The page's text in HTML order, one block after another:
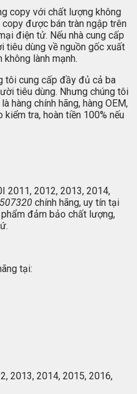
copy với chất lượng không
được bán tràn ngập trên
điện tử. Nếu nhà cung cấp
tiêu dùng về nguồn gốc xuất
lành mạnh.
tôi cung cấp đầy đủ cả ba
tiêu dùng. Nhưng chúng tôi
hàng chính hãng, hàng OEM,
kiểm tra, hoàn tiền 100% nếu
2011, 2012, 2013, 2014,
chính hãng, uy tín tại
đảm bảo chất lượng,
tại:
2013, 2014, 2015, 2016,